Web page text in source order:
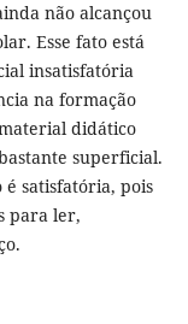
não alcançou
Esse fato está
insatisfatória
na formação
didático
superficial.
satisfatória, pois
para ler,